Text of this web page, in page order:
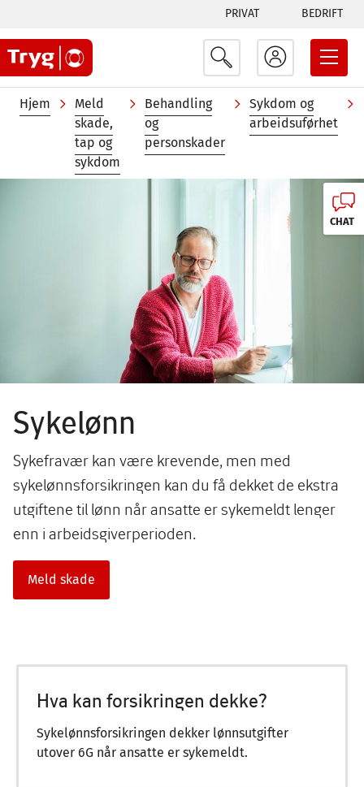
hovedinnhold
Tabs
menu
PRIVAT BEDRIFT
Navigasjonssti
Hjem
Meld
skade,
tap og
sykdom
Behandling
og
personskader
Sykdom og
arbeidsuførhet
Sykelønn
Sykefravær kan være krevende, men med
sykelønnsforsikringen kan du få dekket de ekstra
utgiftene til lønn når ansatte er sykemeldt lenger
enn i arbeidsgiverperioden.
Meld skade
Hva kan forsikringen dekke?
Sykelønnsforsikringen dekker lønnsutgifter
utover 6G når ansatte er sykemeldt.
CHAT